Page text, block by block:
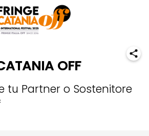
OFF
tu Partner o Sostenitore